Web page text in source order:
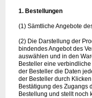
1. Bestellungen
(1) Sämtliche Angebote
(2) Die Darstellung der
bindendes Angebot des
auswählen und in den
Besteller eine
der Besteller die Daten
der Besteller durch
Bestätigung des Zugangs
Bestellung und stellt noch